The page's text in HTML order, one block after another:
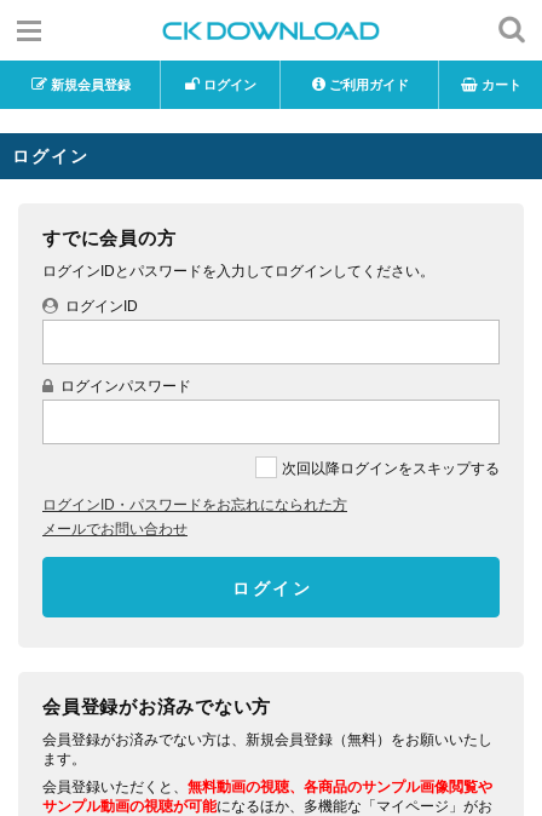
新規会員登録 ログイン ご利用ガイド カート
ログイン
すでに会員の方
ログインIDとパスワードを入力してログインしてください。
ログインID
ログインパスワード
次回以降ログインをスキップする
ログインID・パスワードをお忘れになられた方
メールでお問い合わせ
会員登録がお済みでない方
会員登録がお済みでない方は、新規会員登録（無料）をお願いいたし
ます。
会員登録いただくと、 無料動画の視聴、各商品のサンプル画像閲覧や
サンプル動画の視聴が可能になるほか、多機能な「マイページ」がお